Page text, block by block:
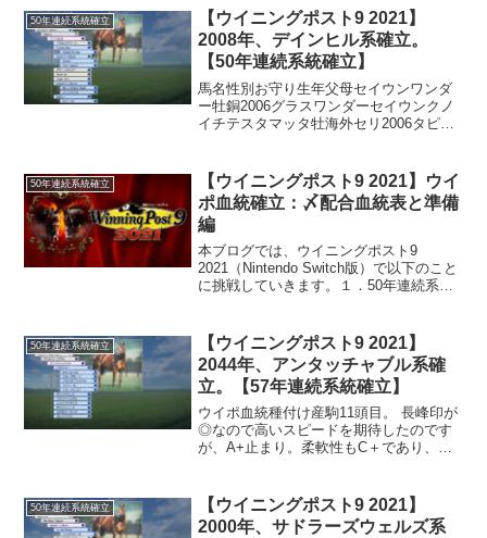
ーリスは子系統確立させ、スクリーンヒ
ーローの親昇格を...
50年連続系統確立
【ウイニングポスト9 2021】
2008年、デインヒル系確立。
【50年連続系統確立】
馬名性別お守り生年父母セイウンワンダ
ー牡銅2006グラスワンダーセイウンクノ
イチテスタマッタ牡海外セリ2006タピッ
です。春先の豪州や香港トリプルクラウ
ン、秋のコーフィ...
50年連続系統確立
【ウイニングポスト9 2021】ウイ
ポ血統確立：〆配合血統表と準備
編
本ブログでは、ウイニングポスト9
2021（Nintendo Switch版）で以下のこと
に挑戦していきます。１．50年連続系統
→サードステージ→ウインドバレー→ラ
スト...
50年連続系統確立
【ウイニングポスト9 2021】
2044年、アンタッチャブル系確
立。【57年連続系統確立】
ウイポ血統種付け産駒11頭目。 長峰印が
◎なので高いスピードを期待したのです
が、A+止まり。柔軟性もC＋であり、オ
兄弟（カウントダウン6歳・センシュウラ
ク5歳・ラスト...
50年連続系統確立
【ウイニングポスト9 2021】
2000年、サドラーズウェルズ系